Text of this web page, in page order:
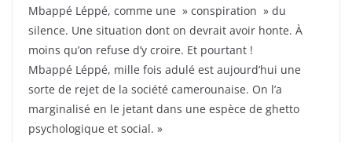
Mbappé Léppé, comme une » conspiration » du
silence. Une situation dont on devrait avoir honte. À
moins qu’on refuse d’y croire. Et pourtant !
Mbappé Léppé, mille fois adulé est aujourd’hui une
sorte de rejet de la société camerounaise. On l’a
marginalisé en le jetant dans une espèce de ghetto
psychologique et social. »